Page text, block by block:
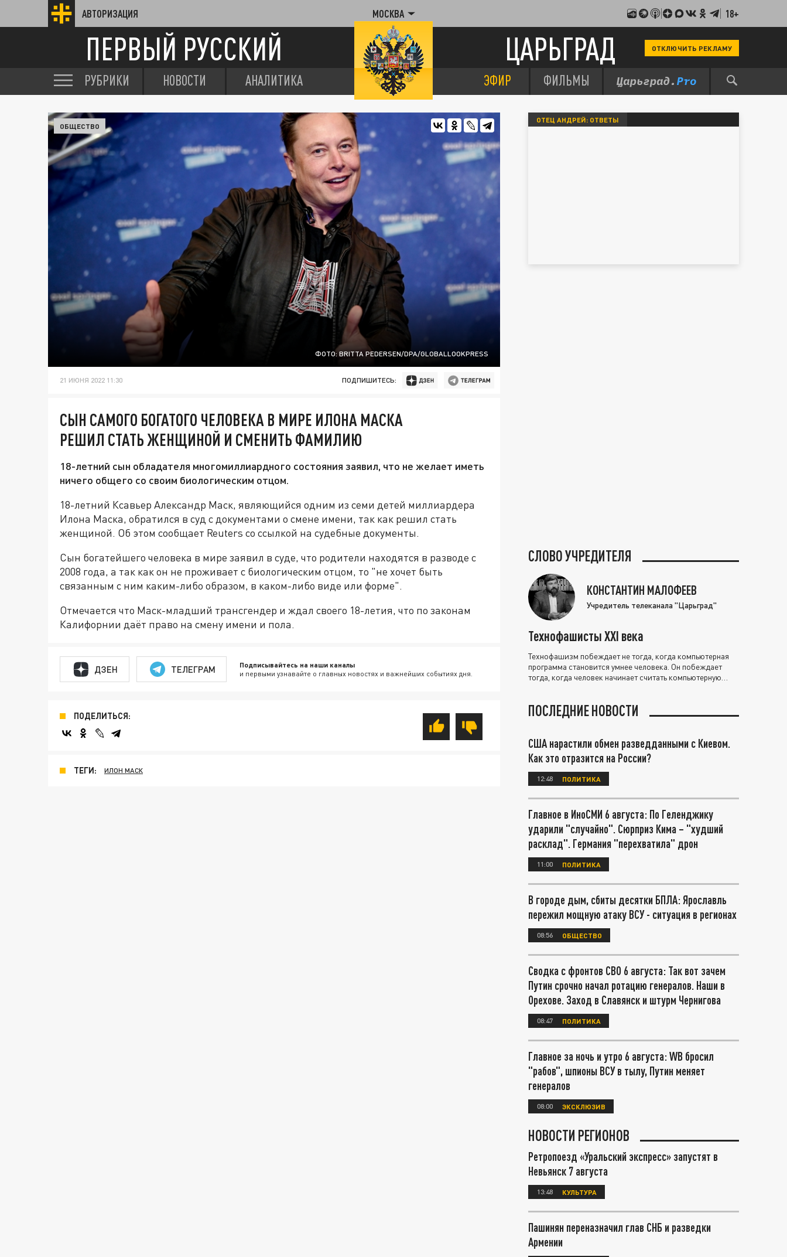
АВТОРИЗАЦИЯ МОСКВА 18+
ПЕРВЫЙ РУССКИЙ ЦАРЬГРАД ОТКЛЮЧИТЬ РЕКЛАМУ
РУБРИКИ НОВОСТИ АНАЛИТИКА ЭФИР ФИЛЬМЫ
ФОТО: BRITTA PEDERSEN/DPA/GLOBALLOOKPRESS
ОБЩЕСТВО
21 ИЮНЯ 2022 11:30 ПОДПИШИТЕСЬ:
СЫН САМОГО БОГАТОГО ЧЕЛОВЕКА В МИРЕ ИЛОНА МАСКА
РЕШИЛ СТАТЬ ЖЕНЩИНОЙ И СМЕНИТЬ ФАМИЛИЮ
18-летний сын обладателя многомиллиардного состояния заявил, что не желает иметь
ничего общего со своим биологическим отцом.
18-летний Ксавьер Александр Маск, являющийся одним из семи детей миллиардера
Илона Маска, обратился в суд с документами о смене имени, так как решил стать
женщиной. Об этом сообщает Reuters со ссылкой на судебные документы.
Сын богатейшего человека в мире заявил в суде, что родители находятся в разводе с
2008 года, а так как он не проживает с биологическим отцом, то "не хочет быть
связанным с ним каким-либо образом, в каком-либо виде или форме".
Отмечается что Маск-младший трансгендер и ждал своего 18-летия, что по законам
Калифорнии даёт право на смену имени и пола.
ДЗЕН ТЕЛЕГРАМ Подписывайтесь на наши каналы
и первыми узнавайте о главных новостях и важнейших событиях дня.
ПОДЕЛИТЬСЯ:
ТЕГИ: ИЛОН МАСК
ОТЕЦ АНДРЕЙ: ОТВЕТЫ
СЛОВО УЧРЕДИТЕЛЯ
КОНСТАНТИН МАЛОФЕЕВ
Учредитель телеканала "Царьград"
Технофашисты XXI века
Технофашизм побеждает не тогда, когда компьютерная
программа становится умнее человека. Он побеждает
тогда, когда человек начинает считать компьютерную
ПОСЛЕДНИЕ НОВОСТИ
США нарастили обмен разведданными с Киевом.
Как это отразится на России?
12:48 ПОЛИТИКА
Главное в ИноСМИ 6 августа: По Геленджику
ударили "случайно". Сюрприз Кима – "худший
расклад". Германия "перехватила" дрон
11:00 ПОЛИТИКА
В городе дым, сбиты десятки БПЛА: Ярославль
пережил мощную атаку ВСУ - ситуация в регионах
08:56 ОБЩЕСТВО
Сводка с фронтов СВО 6 августа: Так вот зачем
Путин срочно начал ротацию генералов. Наши в
Орехове. Заход в Славянск и штурм Чернигова
08:47 ПОЛИТИКА
Главное за ночь и утро 6 августа: WB бросил
"рабов", шпионы ВСУ в тылу, Путин меняет
генералов
08:00 ЭКСКЛЮЗИВ
НОВОСТИ РЕГИОНОВ
Ретропоезд «Уральский экспресс» запустят в
Невьянск 7 августа
13:48 КУЛЬТУРА
Пашинян переназначил глав СНБ и разведки
Армении